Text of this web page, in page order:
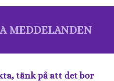
MEDDELANDEN
tänk på att det bor